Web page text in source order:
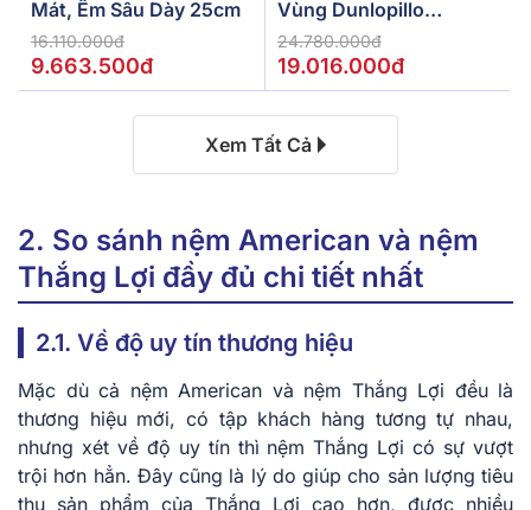
Mát, Êm Sâu Dày 25cm
16.110.000đ
9.663.500đ
Vùng Dunlopillo
De.Stress Powerful
24.780.000đ
19.016.000đ
Xem Tất Cả
2. So sánh nệm American và nệm
Thắng Lợi đầy đủ chi tiết nhất
2.1. Về độ uy tín thương hiệu
Mặc dù cả nệm American và nệm Thắng Lợi đều là
thương hiệu mới, có tập khách hàng tương tự nhau,
nhưng xét về độ uy tín thì nệm Thắng Lợi có sự vượt
trội hơn hẳn. Đây cũng là lý do giúp cho sản lượng tiêu
thụ sản phẩm của Thắng Lợi cao hơn, được nhiều